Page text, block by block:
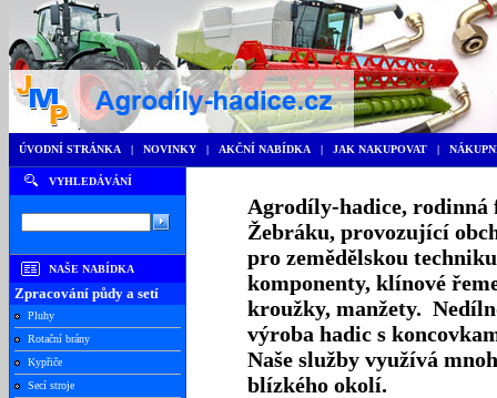
ÚVODNÍ STRÁNKA | NOVINKY | AKČNÍ NABÍDKA | JAK NAKUPOVAT |
VYHLEDÁVÁNÍ
NAŠE NABÍDKA
Zpracování půdy a setí
Pluhy
Rotační brány
Kypřiče
Secí stroje
Agrodíly-hadice, rodinná
Žebráku, provozující
pro zemědělskou
komponenty, klínové
kroužky, manžety.
výroba hadic s
Naše služby využívá
blízkého okolí.